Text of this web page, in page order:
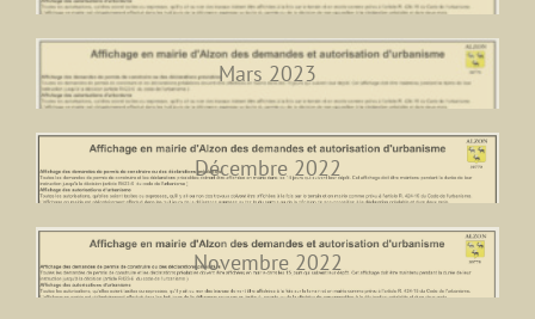
Mars 2023
Décembre 2022
Novembre 2022